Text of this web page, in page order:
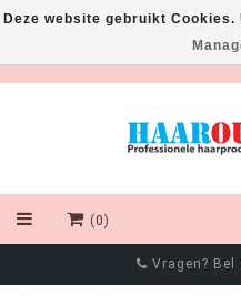
(0)
Vragen?
Deze website gebruikt